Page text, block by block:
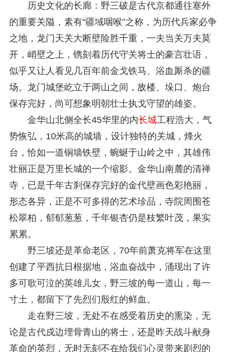
历史文化的长廊：野三破是古代京都通往塞外
的重要关隘，素有“疆域咽喉”之称，为历代兵家必争
之地，龙门天关大断壁险胜千重，一夫当关万夫莫
开，峭壁之上，镌刻着历代守关将士的豪言壮语，
似乎又让人看见几百年前金戈铁马、浴血厮杀的疆
场。龙门城堡屹立于两山之间，敌楼、垛口、炮台
保存完好，尚可想象明朝壮士执戈守望的雄姿。
金华山北侧全长45华里的内长城工程浩大，气
势恢弘，10米高的城墙，设计独特的关城，烽火
台，恰如一道铜墙铁壁，蜿蜒于山岭之中，其雄伟
壮丽正是万里长城的一个缩影。金华山南麓的清禅
寺，已是千年古刹保存完好的金代壁画色彩艳丽，
形态各异，正是不可多得的艺术珍品，寺院周围苍
松翠柏，郁郁葱葱，千年银杏仍是枝繁叶茂，果实
累累。
野三坡还是革命老区，70年前萧克将军在这里
创建了平西抗日根据地，浴血奋战中，涌现出了许
多可歌可泣的英雄儿女，野三坡的每一道山，每一
寸土，都留下了先烈们殷红的鲜血。
走在野三坡，无处不在感受着历史的熏染，无
论是古代戍边埋骨青山的将士，还是昨天战斗献身
革命的英烈，无时无刻不在给我们心灵带来剧烈的